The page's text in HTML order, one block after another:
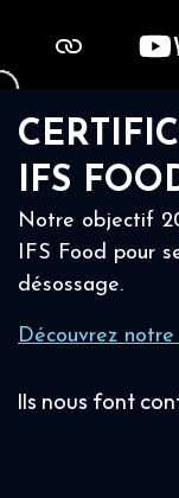
IFS
Notre objectif
IFS Food pour
désossage.
Découvrez
Ils nous font